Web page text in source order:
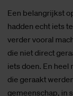
Een belangrijkst
hadden echt iets
verder vooral
die niet direct
iets doen. En heel
die geraakt
gemeenschap, in